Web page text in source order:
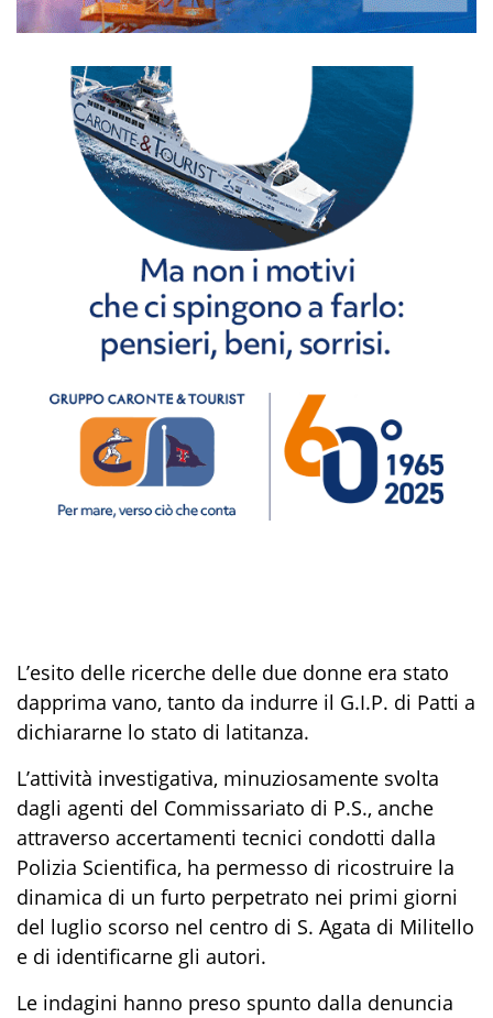
L’esito delle ricerche delle due donne era stato
dapprima vano, tanto da indurre il G.I.P. di Patti a
dichiararne lo stato di latitanza.
L’attività investigativa, minuziosamente svolta
dagli agenti del Commissariato di P.S., anche
attraverso accertamenti tecnici condotti dalla
Polizia Scientifica, ha permesso di ricostruire la
dinamica di un furto perpetrato nei primi giorni
del luglio scorso nel centro di S. Agata di Militello
e di identificarne gli autori.
Le indagini hanno preso spunto dalla denuncia